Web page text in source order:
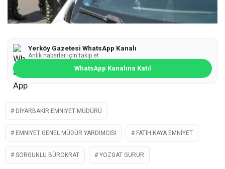
Yerköy Gazetesi WhatsApp Kanalı
Anlık haberler için takip et
WhatsApp Kanalına Katıl
DIYARBAKIR EMNIYET MÜDÜRÜ
EMNIYET GENEL MÜDÜR YARDIMCISI FATIH KAYA EMNIYET
SORGUNLU BÜROKRAT YOZGAT GURUR